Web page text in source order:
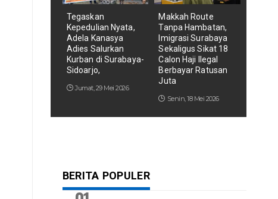
Tegaskan
Kepedulian Nyata,
Adela Kanasya
Adies Salurkan
Kurban di Surabaya-
Sidoarjo,
Jumat, 29 Mei 2026
Makkah Route
Tanpa Hambatan,
Imigrasi Surabaya
Sekaligus Sikat 18
Calon Haji Ilegal
Berbayar Ratusan
Juta
Senin, 18 Mei 2026
BERITA POPULER